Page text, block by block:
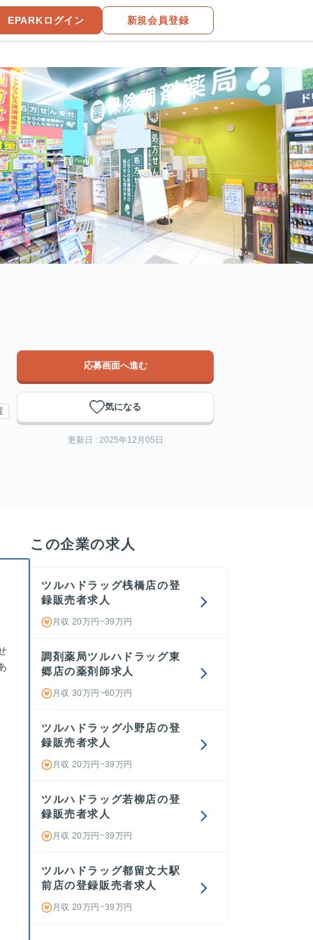
EPARKログイン 新規会員登録
応募画面へ進む
気になる
更新日 : 2025年12月05日
この企業の求人
ツルハドラッグ桟橋店の登
録販売者求人
月収 20万円~39万円
調剤薬局ツルハドラッグ東
郷店の薬剤師求人
月収 30万円~60万円
ツルハドラッグ小野店の登
録販売者求人
月収 20万円~39万円
ツルハドラッグ若柳店の登
録販売者求人
月収 20万円~39万円
ツルハドラッグ都留文大駅
前店の登録販売者求人
月収 20万円~39万円